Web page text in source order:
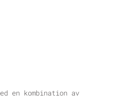
en kombination av